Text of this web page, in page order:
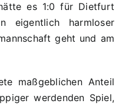
es 1:0 für Dietfurt
eigentlich harmloser
geht und am
maßgeblichen Anteil
werdenden Spiel,